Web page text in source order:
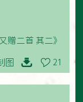
韩愈《郴口又赠二首 其二》
图 21